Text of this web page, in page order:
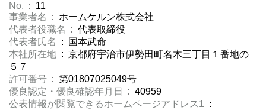
No. : 11
事業者名
: ホームケルン株式会社
代表者役職名
: 代表取締役
代表者氏名
: 国本武命
本社所在地 : 京都府宇治市伊勢田町名木三丁目１番地の
５７
許可番号 : 第01807025049号
優良認定・優良確認年月日
: 40959
公表情報が閲覧できるホームページアドレス1 :